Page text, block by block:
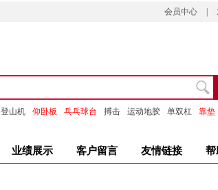
会员中心
登山机 仰卧板 乓乓球台 搏击 运动地胶 单双杠 靠垫
业绩展示 客户留言 友情链接 帮